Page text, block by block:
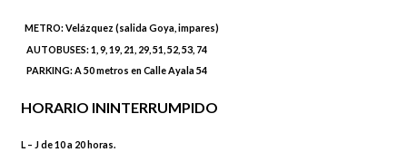
METRO:Velázquez (salida Goya, impares)
AUTOBUSES:1, 9, 19, 21, 29, 51, 52, 53, 74
PARKING:A 50 metros en Calle Ayala 54
HORARIO ININTERRUMPIDO
L – J de 10 a 20 horas.